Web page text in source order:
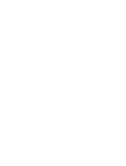
ならずインターネット
ーク及びインフラ設計
、知識をお持ちの方 ■
ルスケア業界向けに